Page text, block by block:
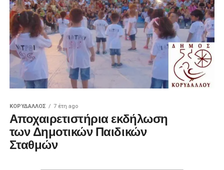
ΚΟΡΥΔΑΛΛΟΣ 7 έτη ago
Αποχαιρετιστήρια εκδήλωση
των Δημοτικών Παιδικών
Σταθμών